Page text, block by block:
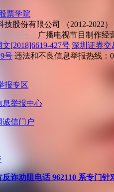
股票学院
技股份有限公司 （2012-2022）
号-1 广播电视节目制作经
[2018]6619-427号 深圳证券交
号 违法和不良信息举报热线：
报专区
息举报中心
诚信门户
诈劝阻电话 962110 系专门